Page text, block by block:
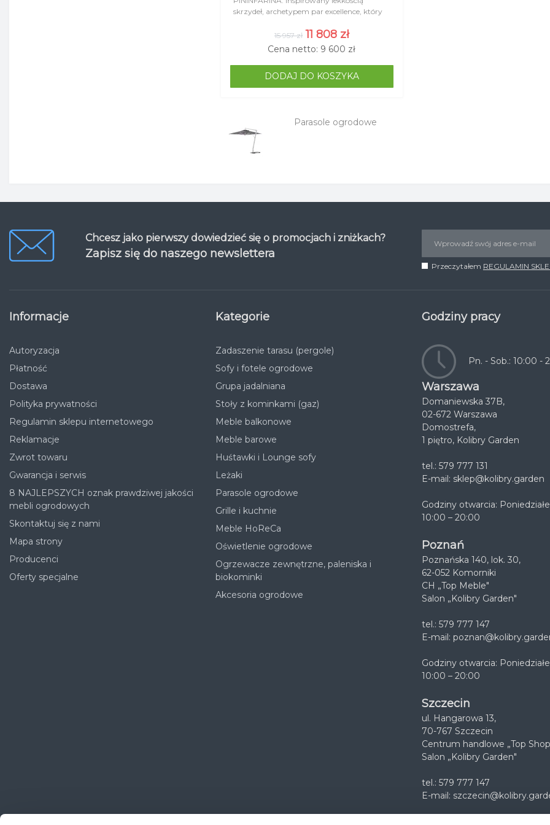
skrzydeł, archetypem par excellence, który
15 957 zł 11 808 zł
Cena netto: 9 600 zł
DODAJ DO KOSZYKA
Parasole ogrodowe
Chcesz jako pierwszy dowiedzieć się o promocjach i zniżkach?
Zapisz się do naszego newslettera
Przeczytałem REGULAMIN
Informacje
Autoryzacja
Płatność
Dostawa
Polityka prywatności
Regulamin sklepu internetowego
Reklamacje
Zwrot towaru
Gwarancja i serwis
8 NAJLEPSZYCH oznak prawdziwej jakości
mebli ogrodowych
Skontaktuj się z nami
Mapa strony
Producenci
Oferty specjalne
Kategorie
Zadaszenie tarasu (pergole)
Sofy i fotele ogrodowe
Grupa jadalniana
Stoły z kominkami (gaz)
Meble balkonowe
Meble barowe
Huśtawki i Lounge sofy
Leżaki
Parasole ogrodowe
Grille i kuchnie
Meble HoReCa
Oświetlenie ogrodowe
Ogrzewacze zewnętrzne, paleniska i
biokominki
Akcesoria ogrodowe
Godziny pracy
Pn. - Sob.: 10:00 -
Warszawa
Domaniewska 37B,
02-672 Warszawa
Domostrefa,
1 piętro, Kolibry Garden
tel.: 579 777 131
E-mail: sklep@kolibry.garden
Godziny otwarcia:
10:00 – 20:00
Poznań
Poznańska 140, lok. 30,
62-052 Komorniki
CH „Top Meble"
Salon „Kolibry Garden"
tel.: 579 777 147
E-mail:
Godziny otwarcia:
10:00 – 20:00
Szczecin
ul. Hangarowa 13,
70-767 Szczecin
Centrum handlowe „Top
Salon „Kolibry Garden"
tel.: 579 777 147
E-mail: